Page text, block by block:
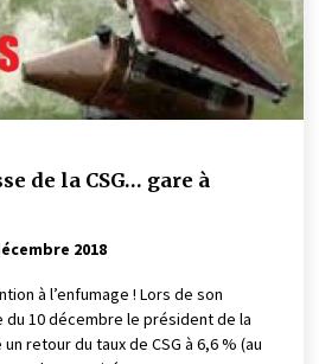
de la CSG… gare à
2018
à l’enfumage ! Lors de son
10 décembre le président de la
retour du taux de CSG à 6,6 % (au